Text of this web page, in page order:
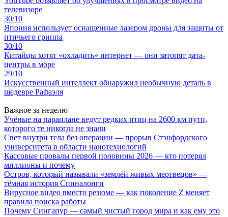
телевизоре
30/10
Япония использует оснащенные лазером дроны для защиты от
птичьего гриппа
30/10
Китайцы хотят «охладить» интернет — они затопят дата-
центры в море
29/10
Искусственный интеллект обнаружил необычную деталь в
шедевре Рафаэля
Важное за неделю
Учёные на параплане ведут редких птиц на 2600 км пути,
которого те никогда не знали
Свет внутри тела без операции — прорыв Стэнфордского
университета в области нанотехнологий
Кассовые провалы первой половины 2026 — кто потерял
миллионы и почему
Остров, который называли «землёй живых мертвецов» —
тёмная история Спиналонги
Вирусное видео вместо резюме — как поколение Z меняет
правила поиска работы
Почему Сингапур — самый чистый город мира и как ему это